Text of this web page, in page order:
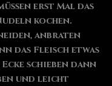
erst Mal das
kochen.
anbraten
das Fleisch etwas
schieben dann
und leicht